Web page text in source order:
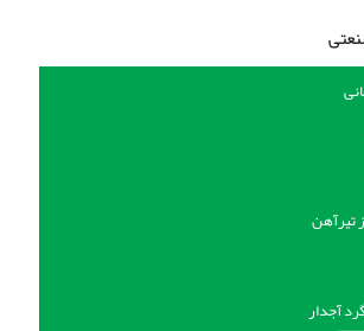
تیرآهن
آجدار